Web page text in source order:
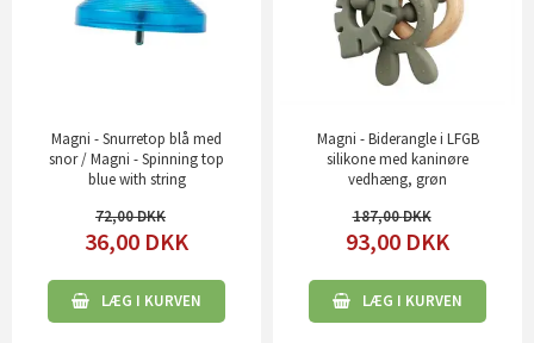
Magni - Snurretop blå med
snor / Magni - Spinning top
blue with string
72,00
36,00 DKK
LÆG I KURVEN
Magni - Biderangle i LFGB
silikone med kaninøre
vedhæng, grøn
187,00
93,00 DKK
LÆG I KURVEN